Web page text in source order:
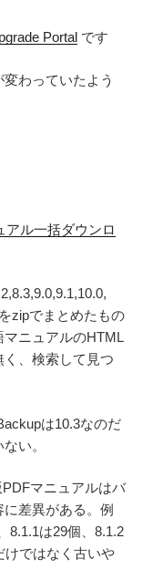
Portal です
わっていたよう
アル一括ダウンロ
zipでまとめたもの
ニュアルのHTML
、検索して見つ
は10.3なのだ
い。
マニュアルはバ
差異がある。例
8.1.1は29個、8.1.2
けではなく古いや